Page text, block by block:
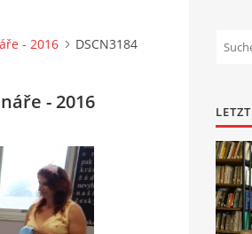
- 2016 DSCN3184
- 2016